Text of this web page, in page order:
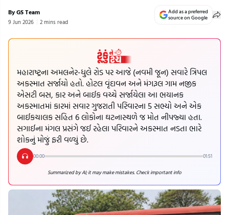
By GS Team
9 Jun 2026 2 mins read
Add as a preferred
source on Google
મહારાષ્ટ્રના અમલનેર-ધુલે રોડ પર આજે (નવમી જૂન) સવારે ત્રિપલ
અકસ્માત સર્જાયો હતો. હોટલ વૃંદાવન અને મંગરૂલ ગામ નજીક
એસટી બસ, કાર અને બાઈક વચ્ચે સર્જાયેલા આ ભયાનક
અકસ્માતમાં કારમાં સવાર ગુજરાતી પરિવારના 5 સભ્યો અને એક
બાઈકચાલક સહિત 6 લોકોના ઘટનાસ્થળે જ મોત નીપજ્યા હતા.
સગાઈના મંગલ પ્રસંગે જઈ રહેલા પરિવારને અકસ્માત નડતા ભારે
શોકનું મોજું ફરી વળ્યું છે.
00:00 01:51
Summarized by AI; it may make mistakes. Check important info